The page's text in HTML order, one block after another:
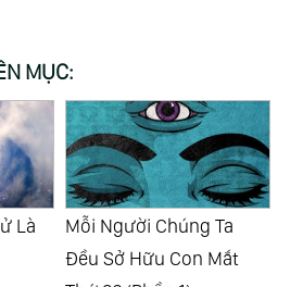
MỤC:
Là
Mỗi Người Chúng Ta
Đều Sở Hữu Con Mắt